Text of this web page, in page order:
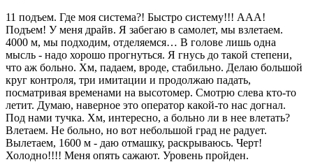
11 подъем. Где моя система?! Быстро систему!!! ААА!
Подъем! У меня драйв. Я забегаю в самолет, мы взлетаем.
4000 м, мы подходим, отделяемся… В голове лишь одна
мысль - надо хорошо прогнуться. Я гнусь до такой степени,
что аж больно. Хм, падаем, вроде, стабильно. Делаю большой
круг контроля, три имитации и продолжаю падать,
посматривая временами на высотомер. Смотрю слева кто-то
летит. Думаю, наверное это оператор какой-то нас догнал.
Под нами тучка. Хм, интересно, а больно ли в нее влетать?
Влетаем. Не больно, но вот небольшой град не радует.
Вылетаем, 1600 м - даю отмашку, раскрываюсь. Черт!
Холодно!!!! Меня опять сажают. Уровень пройден.